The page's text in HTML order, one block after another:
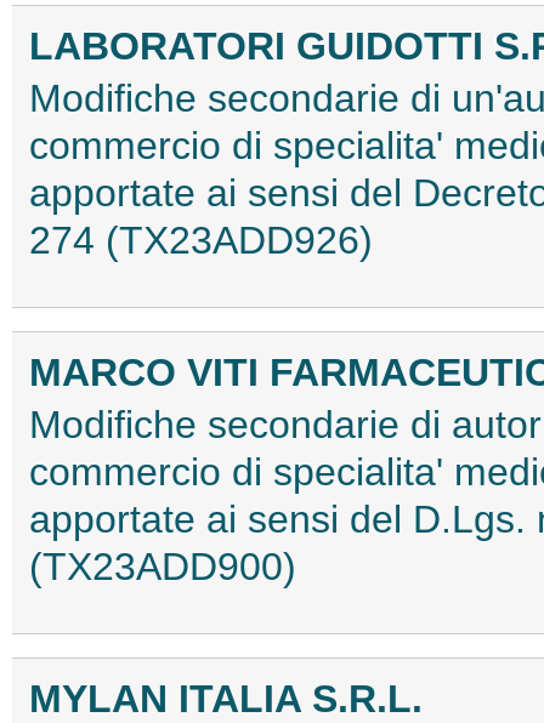
LABORATORI GUIDOTTI
Modifiche secondarie di
commercio di specialita'
apportate ai sensi del
274 (TX23ADD926)
MARCO VITI
Modifiche secondarie di
commercio di specialita'
apportate ai sensi del D.Lgs.
(TX23ADD900)
MYLAN ITALIA S.R.L.